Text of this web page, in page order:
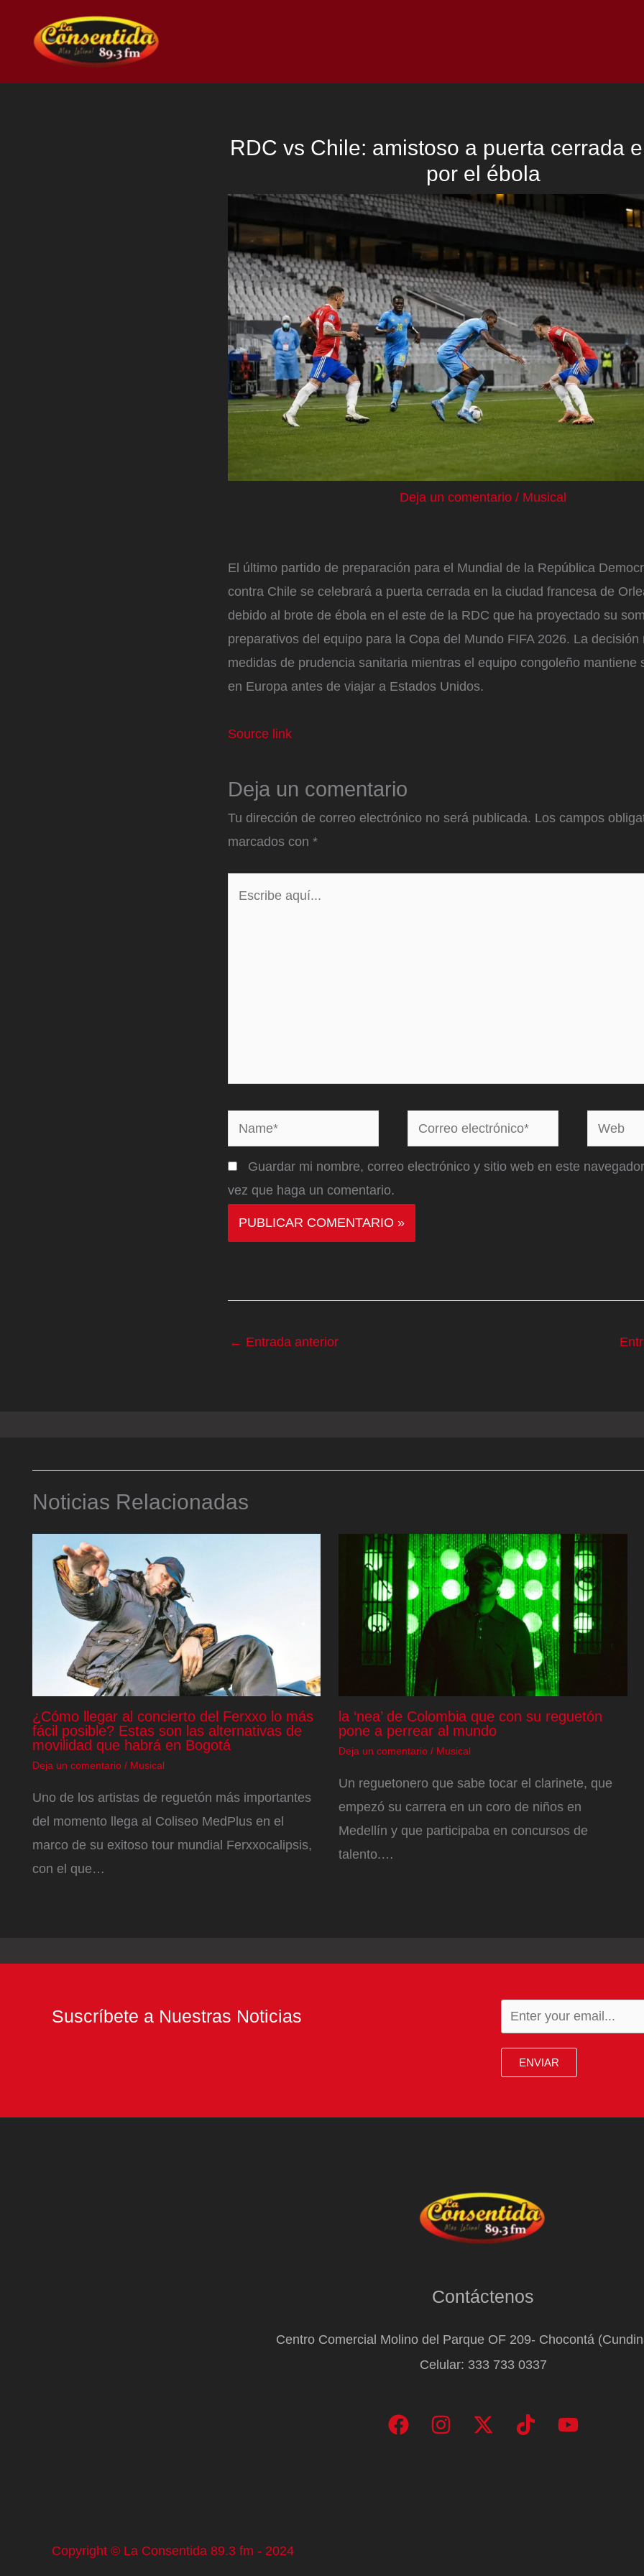
contenido
RDC vs Chile: amistoso a puerta cerrada
por el ébola
Deja un comentario / Musical
El último partido de preparación para el Mundial de la República
contra Chile se celebrará a puerta cerrada en la ciudad francesa de
debido al brote de ébola en el este de la RDC que ha proyectado su
preparativos del equipo para la Copa del Mundo FIFA 2026. La decisión
medidas de prudencia sanitaria mientras el equipo congoleño mantiene
en Europa antes de viajar a Estados Unidos.
Source link
Deja un comentario
Tu dirección de correo electrónico no será publicada. Los campos
marcados con *
Name*
Correo
electrónico*
Web
Guardar mi nombre, correo electrónico y sitio web en este
vez que haga un comentario.
← Entrada anterior
Noticias Relacionadas
¿Cómo llegar al concierto del Ferxxo lo más
fácil posible? Estas son las alternativas de
movilidad que habrá en Bogotá
Deja un comentario / Musical
Uno de los artistas de reguetón más importantes
del momento llega al Coliseo MedPlus en el
marco de su exitoso tour mundial Ferxxocalipsis,
con el que…
la ‘nea’ de Colombia que con su reguetón
pone a perrear al mundo
Deja un comentario / Musical
Un reguetonero que sabe tocar el clarinete, que
empezó su carrera en un coro de niños en
Medellín y que participaba en concursos de
talento.…
Suscríbete a Nuestras Noticias
ENVIAR
Contáctenos
Centro Comercial Molino del Parque OF 209- Chocontá
Celular: 333 733 0337
Copyright © La Consentida 89.3 fm - 2024